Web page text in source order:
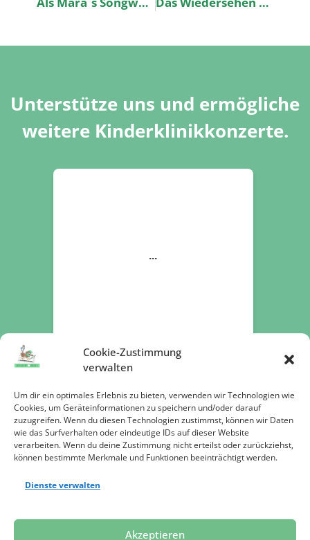
Cookie-Zustimmung
verwalten
Um dir ein optimales Erlebnis zu bieten, verwenden wir Technologien wie
Cookies, um Geräteinformationen zu speichern und/oder darauf
zuzugreifen. Wenn du diesen Technologien zustimmst, können wir Daten
wie das Surfverhalten oder eindeutige IDs auf dieser Website
verarbeiten. Wenn du deine Zustimmung nicht erteilst oder zurückziehst,
können bestimmte Merkmale und Funktionen beeinträchtigt werden.
Dienste verwalten
Akzeptieren
Unterstütze uns und ermögliche
weitere Kinderklinikkonzerte.
Jetzt spenden
DatenschutzImpressumPresse